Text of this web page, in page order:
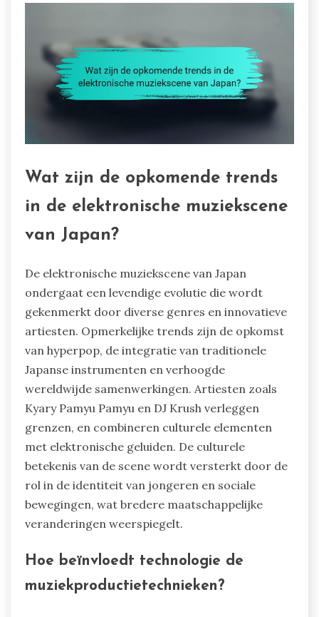
Wat zijn de opkomende trends
in de elektronische muziekscene
van Japan?
De elektronische muziekscene van Japan
ondergaat een levendige evolutie die wordt
gekenmerkt door diverse genres en innovatieve
artiesten. Opmerkelijke trends zijn de opkomst
van hyperpop, de integratie van traditionele
Japanse instrumenten en verhoogde
wereldwijde samenwerkingen. Artiesten zoals
Kyary Pamyu Pamyu en DJ Krush verleggen
grenzen, en combineren culturele elementen
met elektronische geluiden. De culturele
betekenis van de scene wordt versterkt door de
rol in de identiteit van jongeren en sociale
bewegingen, wat bredere maatschappelijke
veranderingen weerspiegelt.
Hoe beïnvloedt technologie de
muziekproductietechnieken?